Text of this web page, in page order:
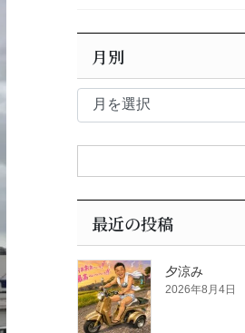
月別
月
最近の投稿
夕涼み
2026年8月4日